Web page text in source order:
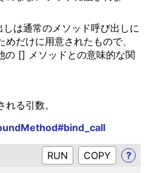
は通常のメソッド呼び出しに
めだけに用意されたもので、
の [] メソッドとの意味的な関
る引数。
RUN ?